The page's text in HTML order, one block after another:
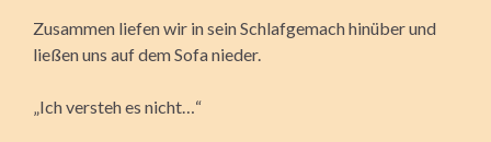
Zusammen liefen wir in sein Schlafgemach hinüber und
ließen uns auf dem Sofa nieder.
„Ich versteh es nicht…“